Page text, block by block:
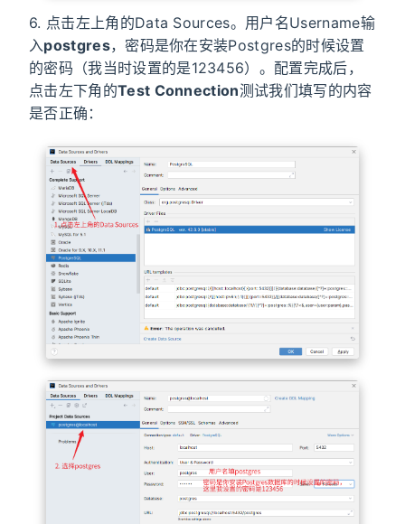
6. 点击左上角的Data Sources。用户名Username输
入postgres，密码是你在安装Postgres的时候设置
的密码（我当时设置的是123456）。配置完成后，
点击左下角的Test Connection测试我们填写的内容
是否正确：